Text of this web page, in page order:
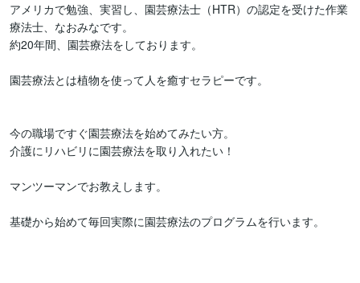
アメリカで勉強、実習し、園芸療法士（HTR）の認定を受けた作業
療法士、なおみなです。
約20年間、園芸療法をしております。
園芸療法とは植物を使って人を癒すセラピーです。
今の職場ですぐ園芸療法を始めてみたい方。
介護にリハビリに園芸療法を取り入れたい！
マンツーマンでお教えします。
基礎から始めて毎回実際に園芸療法のプログラムを行います。